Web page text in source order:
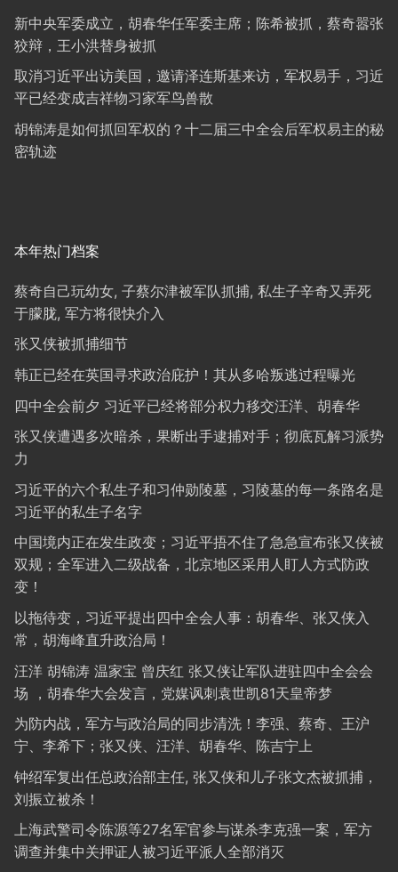
新中央军委成立，胡春华任军委主席；陈希被抓，蔡奇嚣张
狡辩，王小洪替身被抓
取消习近平出访美国，邀请泽连斯基来访，军权易手，习近
平已经变成吉祥物习家军鸟兽散
胡锦涛是如何抓回军权的？十二届三中全会后军权易主的秘
密轨迹
本年热门档案
蔡奇自己玩幼女, 子蔡尔津被军队抓捕, 私生子辛奇又弄死
于朦胧, 军方将很快介入
张又侠被抓捕细节
韩正已经在英国寻求政治庇护！其从多哈叛逃过程曝光
四中全会前夕 习近平已经将部分权力移交汪洋、胡春华
张又侠遭遇多次暗杀，果断出手逮捕对手；彻底瓦解习派势
力
习近平的六个私生子和习仲勋陵墓，习陵墓的每一条路名是
习近平的私生子名字
中国境内正在发生政变；习近平捂不住了急急宣布张又侠被
双规；全军进入二级战备，北京地区采用人盯人方式防政
变！
以拖待变，习近平提出四中全会人事：胡春华、张又侠入
常，胡海峰直升政治局！
汪洋 胡锦涛 温家宝 曾庆红 张又侠让军队进驻四中全会会
场 ，胡春华大会发言，党媒讽刺袁世凯81天皇帝梦
为防内战，军方与政治局的同步清洗！李强、蔡奇、王沪
宁、李希下；张又侠、汪洋、胡春华、陈吉宁上
钟绍军复出任总政治部主任, 张又侠和儿子张文杰被抓捕，
刘振立被杀！
上海武警司令陈源等27名军官参与谋杀李克强一案，军方
调查并集中关押证人被习近平派人全部消灭